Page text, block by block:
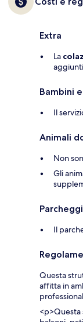
Extra
La
Bambini
Il
Animali
Non
Gli
Il
Questa
affitta in